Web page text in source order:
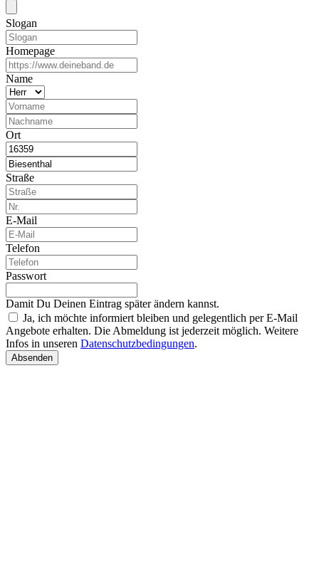
Slogan
Homepage
Name
Ort
Straße
E-Mail
Telefon
Passwort
Damit Du Deinen Eintrag später ändern kannst.
Ja, ich möchte informiert bleiben und gelegentlich per E-Mail
Angebote erhalten. Die Abmeldung ist jederzeit möglich. Weitere
Infos in unseren Datenschutzbedingungen.
Absenden